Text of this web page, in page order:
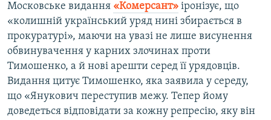
Московське видання «Комерсант» іронізує, що
«колишній український уряд нині збирається в
прокуратурі», маючи на увазі не лише висунення
обвинувачення у карних злочинах проти
Тимошенко, а й нові арешти серед її урядовців.
Видання цитує Тимошенко, яка заявила у середу,
що «Янукович переступив межу. Тепер йому
доведеться відповідати за кожну репресію, яку він